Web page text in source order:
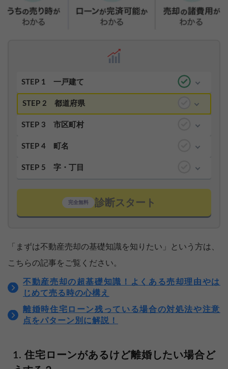
STEP 1 一戸建て
STEP 2 都道府県
STEP 3 市区町村
STEP 4 町名
STEP 5 字・丁目
完全無料 診断スタート
「まずは不動産売却の基礎知識を知りたい」という方は、
こちらの記事をご覧ください。
不動産売却の超基礎知識！よくある売却理由やは
じめて売る時の心構え
離婚時住宅ローン残っている場合の対処法や注意
点をパターン別に解説！
住宅ローンがあるけど離婚したい場合ど